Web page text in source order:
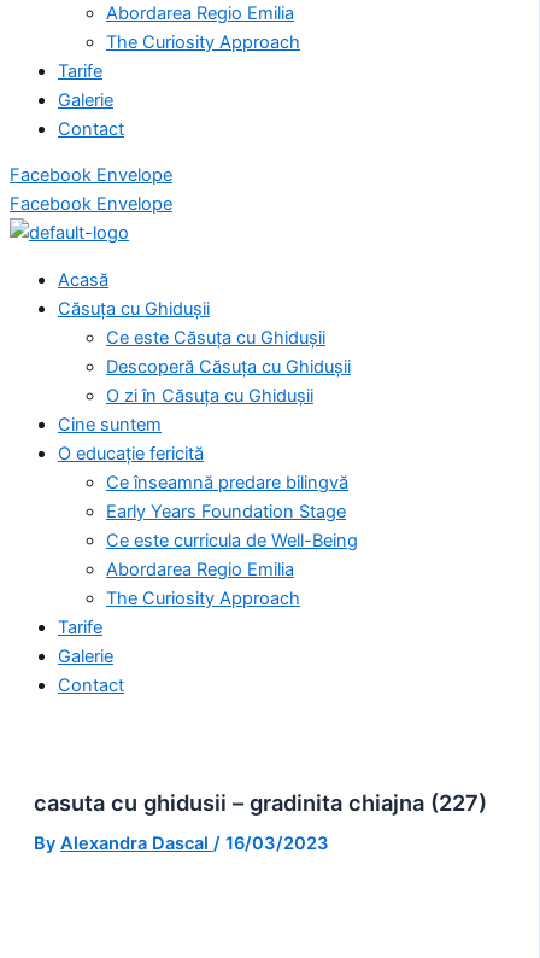
Abordarea Regio Emilia
The Curiosity Approach
Tarife
Galerie
Contact
Facebook Envelope
Facebook Envelope
Acasă
Căsuța cu Ghidușii
Ce este Căsuța cu Ghidușii
Descoperă Căsuța cu Ghidușii
O zi în Căsuța cu Ghidușii
Cine suntem
O educație fericită
Ce înseamnă predare bilingvă
Early Years Foundation Stage
Ce este curricula de Well-Being
Abordarea Regio Emilia
The Curiosity Approach
Tarife
Galerie
Contact
casuta cu ghidusii – gradinita chiajna (227)
By Alexandra Dascal / 16/03/2023